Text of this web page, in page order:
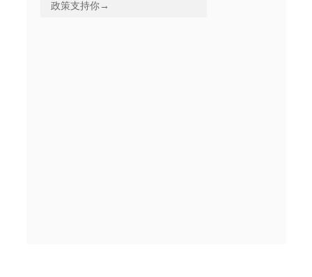
政策支持你→